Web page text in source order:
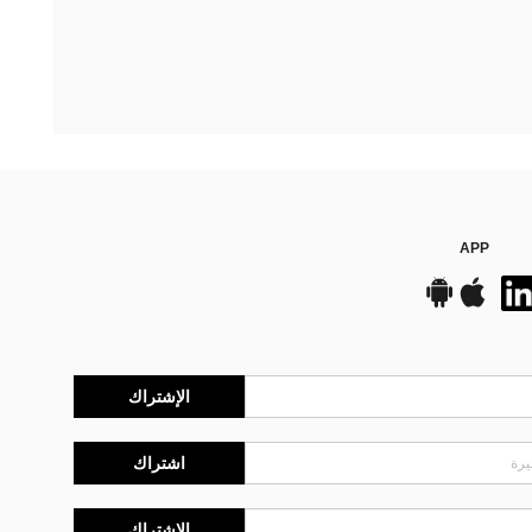
APP
الإشتراك
اشتراك